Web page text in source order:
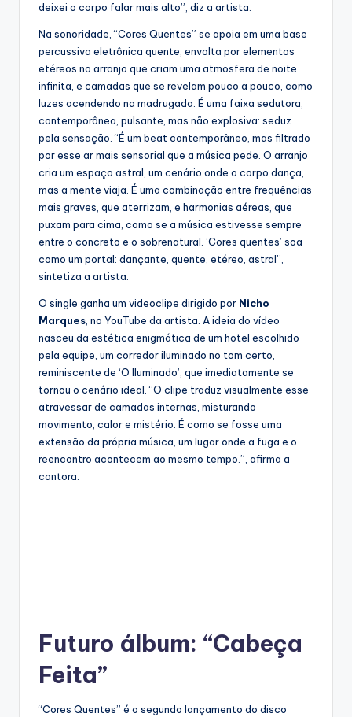
deixei o corpo falar mais alto”, diz a artista.
Na sonoridade, “Cores Quentes” se apoia em uma base
percussiva eletrônica quente, envolta por elementos
etéreos no arranjo que criam uma atmosfera de noite
infinita, e camadas que se revelam pouco a pouco, como
luzes acendendo na madrugada. É uma faixa sedutora,
contemporânea, pulsante, mas não explosiva: seduz
pela sensação. “É um beat contemporâneo, mas filtrado
por esse ar mais sensorial que a música pede. O arranjo
cria um espaço astral, um cenário onde o corpo dança,
mas a mente viaja. É uma combinação entre frequências
mais graves, que aterrizam, e harmonias aéreas, que
puxam para cima, como se a música estivesse sempre
entre o concreto e o sobrenatural. ‘Cores quentes’ soa
como um portal: dançante, quente, etéreo, astral”,
sintetiza a artista.
O single ganha um videoclipe dirigido por Nicho
Marques, no YouTube da artista. A ideia do vídeo
nasceu da estética enigmática de um hotel escolhido
pela equipe, um corredor iluminado no tom certo,
reminiscente de ‘O Iluminado’, que imediatamente se
tornou o cenário ideal. “O clipe traduz visualmente esse
atravessar de camadas internas, misturando
movimento, calor e mistério. É como se fosse uma
extensão da própria música, um lugar onde a fuga e o
reencontro acontecem ao mesmo tempo.”, afirma a
cantora.
Futuro álbum: “Cabeça
Feita”
“Cores Quentes” é o segundo lançamento do disco